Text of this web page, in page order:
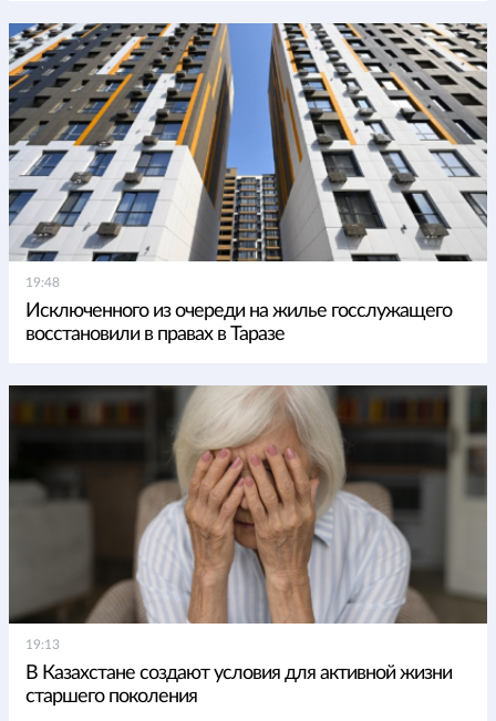
19:48
Исключенного из очереди на жилье госслужащего
восстановили в правах в Таразе
19:13
В Казахстане создают условия для активной жизни
старшего поколения